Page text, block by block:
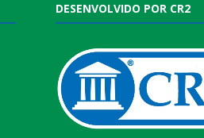
DESENVOLVIDO POR CR2